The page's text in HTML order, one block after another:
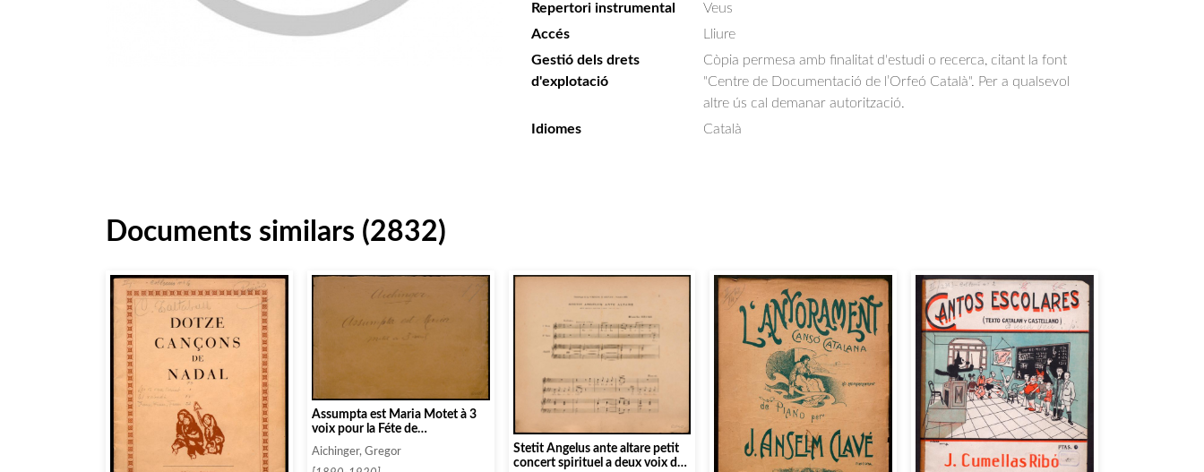
Repertori instrumental
Veus
Accés
Lliure
Gestió dels drets
d'explotació
Còpia permesa amb finalitat d'estudi o recerca, citant la font
"Centre de Documentació de l’Orfeó Català". Per a qualsevol
altre ús cal demanar autorització.
Idiomes
Català
Documents similars (2832)
Assumpta est Maria Motet à 3
voix pour la Féte de
Aichinger, Gregor
Stetit Angelus ante altare petit
concert spirituel a deux voix de